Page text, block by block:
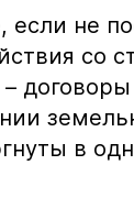
если не
со
в